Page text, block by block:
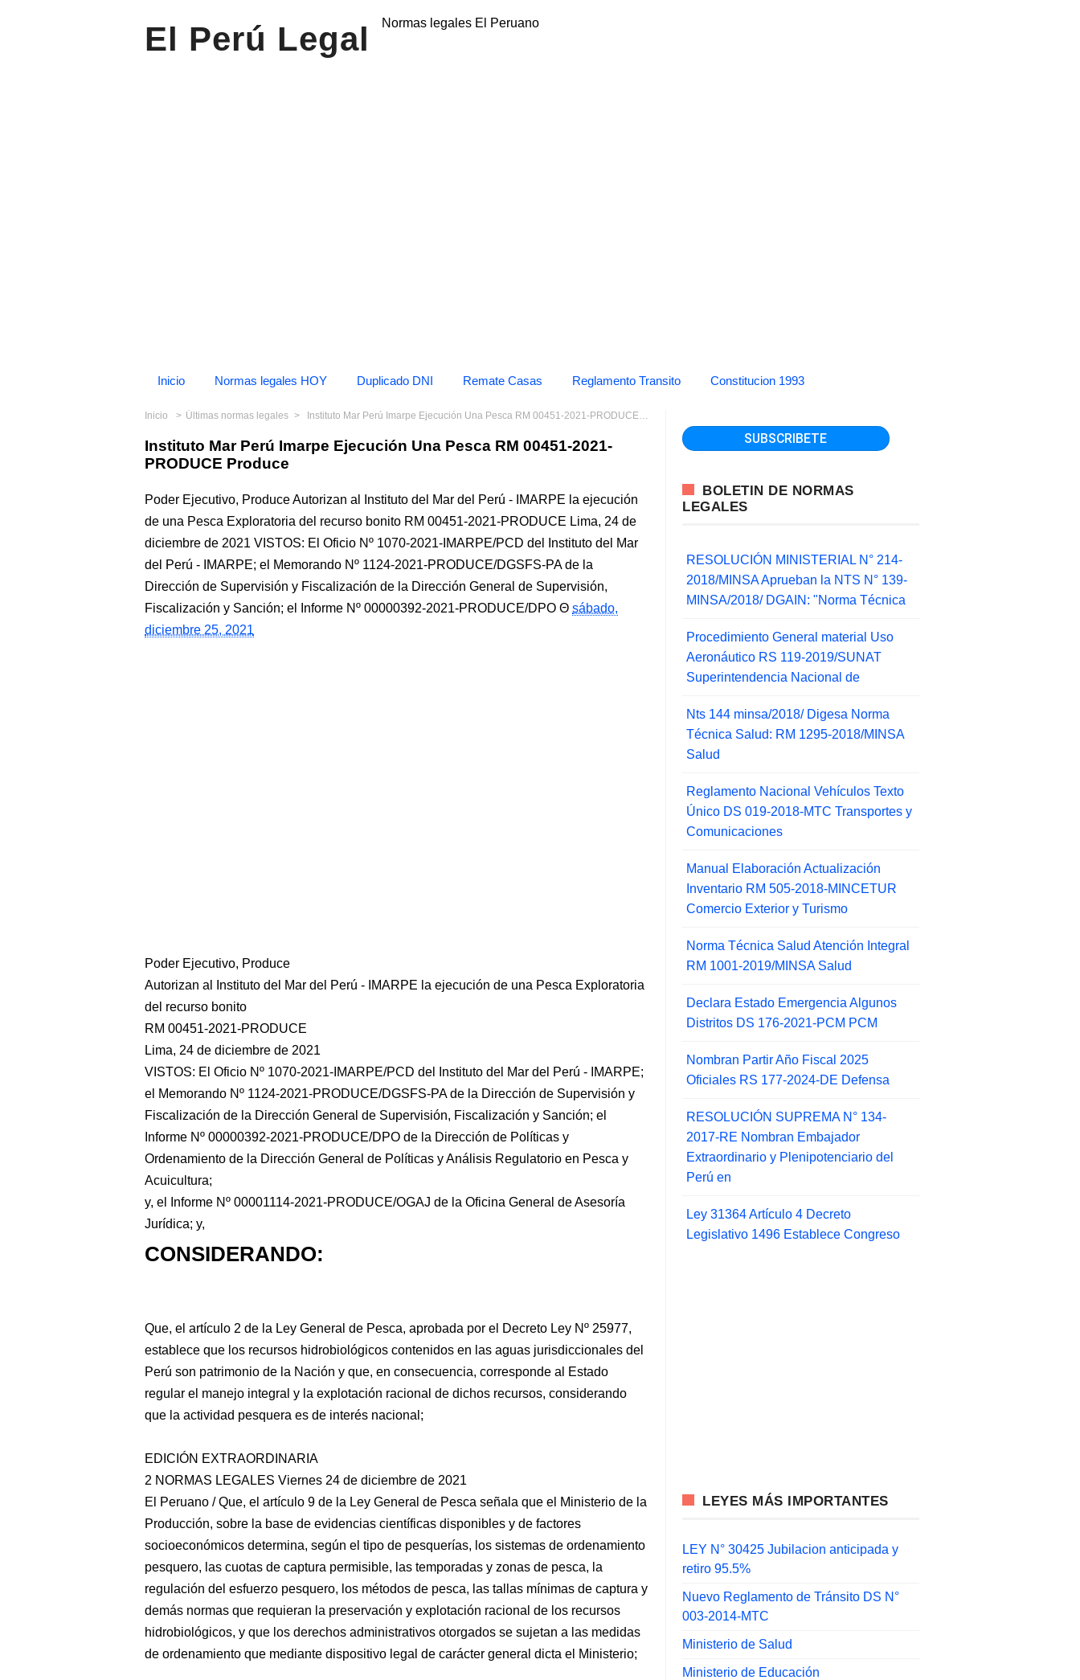
El Perú Legal Normas legales El Peruano
Inicio Normas legales HOY Duplicado DNI Remate Casas Reglamento Transito Constitucion 1993
Inicio Últimas normas legales Instituto Mar Perú Imarpe Ejecución Una Pesca RM 00451-2021-PRODUCE Produce
Instituto Mar Perú Imarpe Ejecución Una Pesca RM 00451-2021-
PRODUCE Produce
Poder Ejecutivo, Produce Autorizan al Instituto del Mar del Perú - IMARPE la ejecución
de una Pesca Exploratoria del recurso bonito RM 00451-2021-PRODUCE Lima, 24 de
diciembre de 2021 VISTOS: El Oficio Nº 1070-2021-IMARPE/PCD del Instituto del Mar
del Perú - IMARPE; el Memorando Nº 1124-2021-PRODUCE/DGSFS-PA de la
Dirección de Supervisión y Fiscalización de la Dirección General de Supervisión,
Fiscalización y Sanción; el Informe Nº 00000392-2021-PRODUCE/DPO
sábado,
diciembre 25, 2021
Poder Ejecutivo, Produce
Autorizan al Instituto del Mar del Perú - IMARPE la ejecución de una Pesca Exploratoria
del recurso bonito
RM 00451-2021-PRODUCE
Lima, 24 de diciembre de 2021
VISTOS: El Oficio Nº 1070-2021-IMARPE/PCD del Instituto del Mar del Perú - IMARPE;
el Memorando Nº 1124-2021-PRODUCE/DGSFS-PA de la Dirección de Supervisión y
Fiscalización de la Dirección General de Supervisión, Fiscalización y Sanción; el
Informe Nº 00000392-2021-PRODUCE/DPO de la Dirección de Políticas y
Ordenamiento de la Dirección General de Políticas y Análisis Regulatorio en Pesca y
Acuicultura;
y, el Informe Nº 00001114-2021-PRODUCE/OGAJ de la Oficina General de Asesoría
Jurídica; y,
CONSIDERANDO:
Que, el artículo 2 de la Ley General de Pesca, aprobada por el Decreto Ley Nº 25977,
establece que los recursos hidrobiológicos contenidos en las aguas jurisdiccionales del
Perú son patrimonio de la Nación y que, en consecuencia, corresponde al Estado
regular el manejo integral y la explotación racional de dichos recursos, considerando
que la actividad pesquera es de interés nacional;
EDICIÓN EXTRAORDINARIA
2 NORMAS LEGALES Viernes 24 de diciembre de 2021
El Peruano / Que, el artículo 9 de la Ley General de Pesca señala que el Ministerio de la
Producción, sobre la base de evidencias científicas disponibles y de factores
socioeconómicos determina, según el tipo de pesquerías, los sistemas de ordenamiento
pesquero, las cuotas de captura permisible, las temporadas y zonas de pesca, la
regulación del esfuerzo pesquero, los métodos de pesca, las tallas mínimas de captura y
demás normas que requieran la preservación y explotación racional de los recursos
hidrobiológicos, y que los derechos administrativos otorgados se sujetan a las medidas
de ordenamiento que mediante dispositivo legal de carácter general dicta el Ministerio;
BOLETIN DE NORMAS
LEGALES
RESOLUCIÓN MINISTERIAL N° 214-
2018/MINSA Aprueban la NTS N° 139-
MINSA/2018/ DGAIN: "Norma Técnica
Procedimiento General material Uso
Aeronáutico RS 119-2019/SUNAT
Superintendencia Nacional de
Nts 144 minsa/2018/ Digesa Norma
Técnica Salud: RM 1295-2018/MINSA
Salud
Reglamento Nacional Vehículos Texto
Único DS 019-2018-MTC Transportes y
Comunicaciones
Manual Elaboración Actualización
Inventario RM 505-2018-MINCETUR
Comercio Exterior y Turismo
Norma Técnica Salud Atención Integral
RM 1001-2019/MINSA Salud
Declara Estado Emergencia Algunos
Distritos DS 176-2021-PCM PCM
Nombran Partir Año Fiscal 2025
Oficiales RS 177-2024-DE Defensa
RESOLUCIÓN SUPREMA N° 134-
2017-RE Nombran Embajador
Extraordinario y Plenipotenciario del
Perú en
Ley 31364 Artículo 4 Decreto
Legislativo 1496 Establece Congreso
LEYES MÁS IMPORTANTES
LEY N° 30425 Jubilacion anticipada y
retiro 95.5%
Nuevo Reglamento de Tránsito DS N°
003-2014-MTC
Ministerio de Salud
Ministerio de Educación